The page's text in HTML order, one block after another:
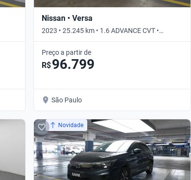
Nissan • Versa
2023 • 25.245 km • 1.6 ADVANCE CVT •
Automático
Preço a partir de
R$96.799
São Paulo
Novidade